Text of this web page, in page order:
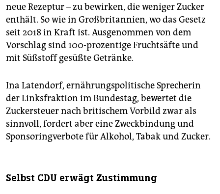
neue Rezeptur – zu bewirken, die weniger Zucker
enthält. So wie in Großbritannien, wo das Gesetz
seit 2018 in Kraft ist. Ausgenommen von dem
Vorschlag sind 100-prozentige Fruchtsäfte und
mit Süßstoff gesüßte Getränke.
Ina Latendorf, ernährungspolitische Sprecherin
der Linksfraktion im Bundestag, bewertet die
Zuckersteuer nach britischem Vorbild zwar als
sinnvoll, fordert aber eine Zweckbindung und
Sponsoringverbote für Alkohol, Tabak und Zucker.
Selbst CDU erwägt Zustimmung